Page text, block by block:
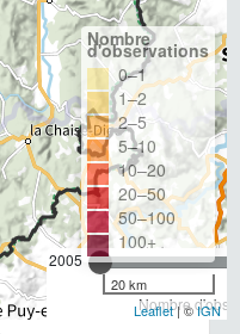
2005
Nombre
Nombre
d'observations
0–1
1–2
2–5
5–10
10–20
20–50
50–100
100+
20 km
Leaflet| ©IGN